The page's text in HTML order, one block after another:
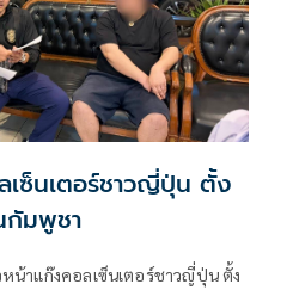
เซ็นเตอร์ชาวญี่ปุ่น ตั้ง
กัมพูชา
น้าแก๊งคอลเซ็นเตอร์ชาวญี่ปุ่น ตั้ง